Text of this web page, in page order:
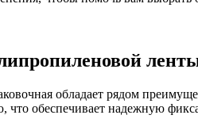
обладает рядом
что обеспечивает надежную